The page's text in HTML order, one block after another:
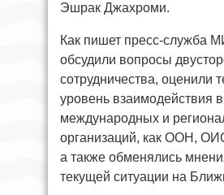
Эшрак Джахроми.
Как пишет пресс-служба
обсудили вопросы
сотрудничества, оценили
уровень взаимодействия
международных и
организаций, как ООН,
а также обменялись
текущей ситуации на